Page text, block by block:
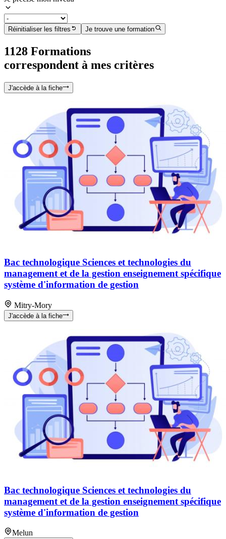
Réinitialiser les filtres Je trouve une formation
1128 Formations
correspondent à mes critères
J'accède à la fiche
Bac technologique Sciences et technologies du
management et de la gestion enseignement spécifique
système d'information de gestion
Mitry-Mory
J'accède à la fiche
Bac technologique Sciences et technologies du
management et de la gestion enseignement spécifique
système d'information de gestion
Melun